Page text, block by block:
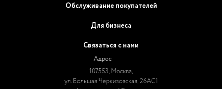
Обслуживание покупателей
Для бизнеса
Связаться с нами
Адрес
107553, Москва,
ул. Большая Черкизовская, 26АС1